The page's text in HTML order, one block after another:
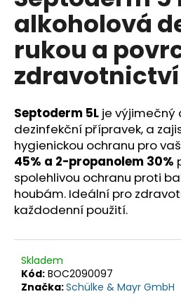
z
5
hvězdiček.
alkoholová
rukou a
zdravotnictví
Septoderm 5L je výjimečný
dezinfekční přípravek, a
hygienickou ochranu pro
45% a 2-propanolem 30%
spolehlivou ochranu proti
houbám. Ideální pro
každodenní použití.
Skladem
Kód: BOC2090097
Značka:Schülke & Mayr GmbH
a
j
í
t
?
HLEDAT
o
p
o